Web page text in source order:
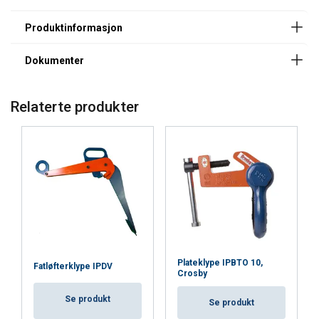
Tilgjengelig i kapasiteter fra 0,5 til 30 metriske tonn.
Høyere arbeidslaster (WLL) er tilgjengelige på forespørsel.
Bredt utvalg av kjeveåpninger: 0 til 155 mm.
Sveiset legeringsstålkropp for styrke og kompakt størrelse.
Smidde legeringskomponenter der det er nødvendig.
Individuelt testet til 2 ganger arbeidsbelastningsgrensen (WLL)
Brukermanual og testsertifikat følger med hver klemme.
Fullt 180° rotasjonsområde for håndtering, vending eller flytting
av materiale.
Relaterte produkter
Fatløfterklype IPDV
Se produkt
Plateklype IPBTO 10,
Crosby
Se produkt